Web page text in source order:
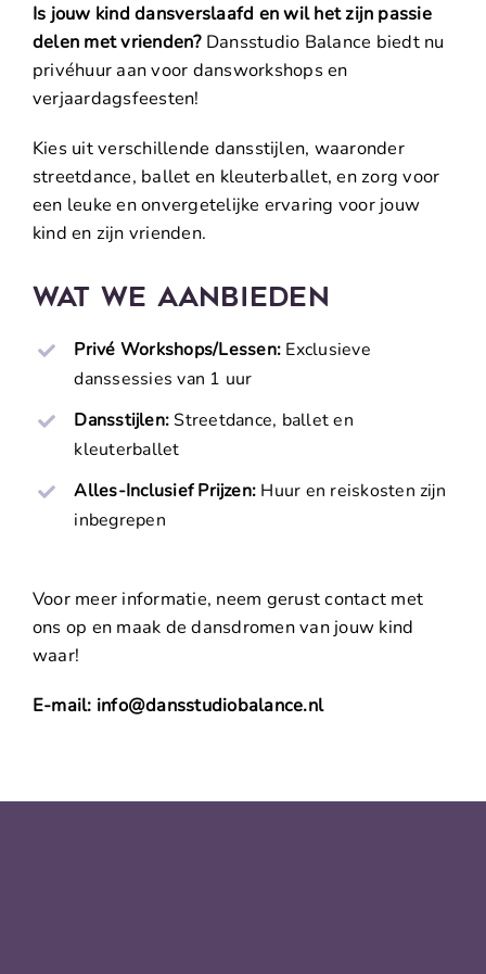
Is jouw kind dansverslaafd en wil het zijn passie
delen met vrienden?Dansstudio Balance biedt nu
privéhuur aan voor dansworkshops en
verjaardagsfeesten!
Kies uit verschillende dansstijlen, waaronder
streetdance, ballet en kleuterballet, en zorg voor
een leuke en onvergetelijke ervaring voor jouw
kind en zijn vrienden.
Wat We Aanbieden
Privé Workshops/Lessen: Exclusieve
danssessies van 1 uur
Dansstijlen:Streetdance, ballet en
kleuterballet
Alles-Inclusief Prijzen: Huur en reiskosten zijn
inbegrepen
Voor meer informatie, neem gerust contact met
ons op en maak de dansdromen van jouw kind
waar!
E-mail: info@dansstudiobalance.nl